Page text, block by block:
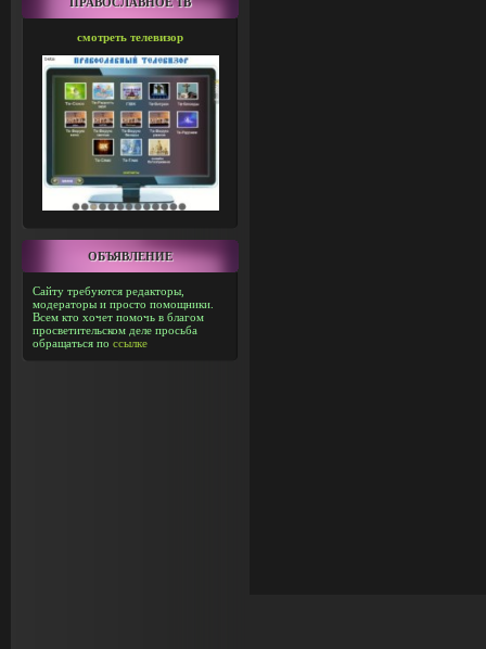
смотреть телевизор
ОБЪЯВЛЕНИЕ
Сайту требуются редакторы,
модераторы и просто помощники.
Всем кто хочет помочь в благом
просветительском деле просьба
обращаться по ссылке